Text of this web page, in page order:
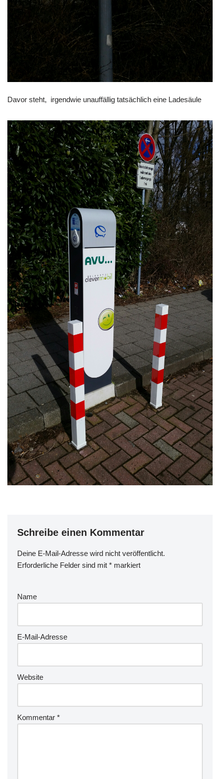
Davor steht, irgendwie unauffällig tatsächlich eine Ladesäule
Schreibe einen Kommentar
Deine E-Mail-Adresse wird nicht veröffentlicht.
Erforderliche Felder sind mit * markiert
Name
E-Mail-Adresse
Website
Kommentar *